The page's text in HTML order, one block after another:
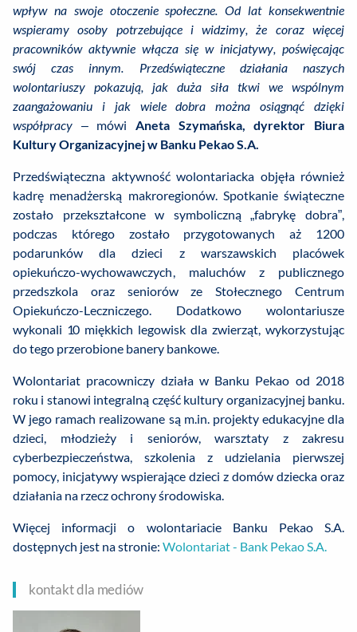
wpływ na swoje otoczenie społeczne. Od lat konsekwentnie
wspieramy osoby potrzebujące i widzimy, że coraz więcej
pracowników aktywnie włącza się w inicjatywy, poświęcając
swój czas innym. Przedświąteczne działania naszych
wolontariuszy pokazują, jak duża siła tkwi we wspólnym
zaangażowaniu i jak wiele dobra można osiągnąć dzięki
współpracy – mówi Aneta Szymańska, dyrektor Biura
Kultury Organizacyjnej w Banku Pekao S.A.
Przedświąteczna aktywność wolontariacka objęła również
kadrę menadżerską makroregionów. Spotkanie świąteczne
zostało przekształcone w symboliczną „fabrykę dobra”,
podczas którego zostało przygotowanych aż 1200
podarunków dla dzieci z warszawskich placówek
opiekuńczo-wychowawczych, maluchów z publicznego
przedszkola oraz seniorów ze Stołecznego Centrum
Opiekuńczo-Leczniczego. Dodatkowo wolontariusze
wykonali 10 miękkich legowisk dla zwierząt, wykorzystując
do tego przerobione banery bankowe.
Wolontariat pracowniczy działa w Banku Pekao od 2018
roku i stanowi integralną część kultury organizacyjnej banku.
W jego ramach realizowane są m.in. projekty edukacyjne dla
dzieci, młodzieży i seniorów, warsztaty z zakresu
cyberbezpieczeństwa, szkolenia z udzielania pierwszej
pomocy, inicjatywy wspierające dzieci z domów dziecka oraz
działania na rzecz ochrony środowiska.
Więcej informacji o wolontariacie Banku Pekao S.A.
dostępnych jest na stronie: Wolontariat - Bank Pekao S.A.
kontakt dla mediów